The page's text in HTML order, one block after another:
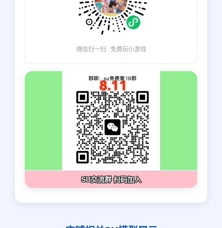
微信扫一扫 · 免费玩小游戏
SU交流群 扫码加入